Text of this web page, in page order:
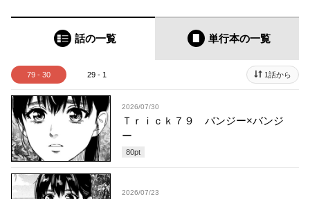
話の一覧 単行本の一覧
79 - 30 29 - 1 1話から
2026/07/30
Ｔｒｉｃｋ７９ バンジー×バンジ
ー
80pt
2026/07/23